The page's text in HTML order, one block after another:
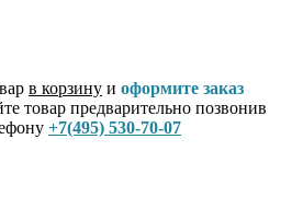
в корзину и оформите заказ
товар предварительно позвонив
+7(495) 530-70-07